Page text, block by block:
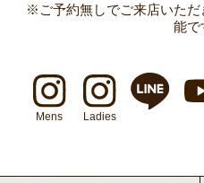
※ご予約無しでご来店いた
能で
Mens Ladies